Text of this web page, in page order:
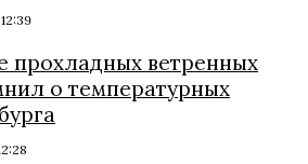
прохладных ветренных
о температурных